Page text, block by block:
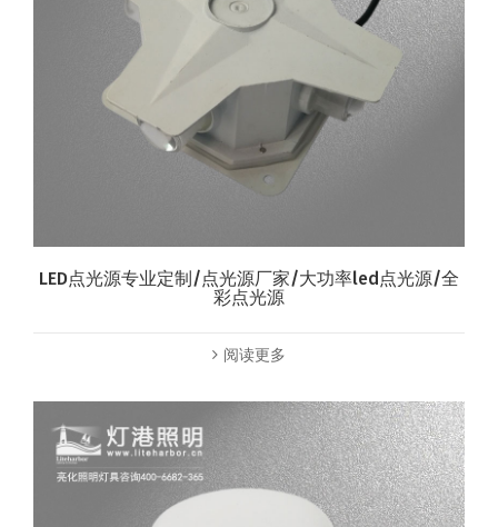
LED点光源专业定制/点光源厂家/大功率led点光源/全
彩点光源
阅读更多